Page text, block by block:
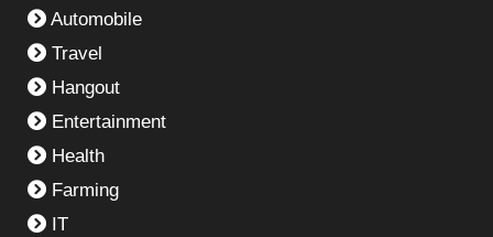
Automobile
Travel
Hangout
Entertainment
Health
Farming
IT